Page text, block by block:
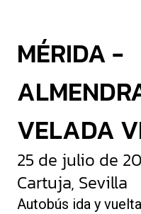
MÉRIDA -
VELADA
25 de julio de
Cartuja, Sevilla
Autobús ida y